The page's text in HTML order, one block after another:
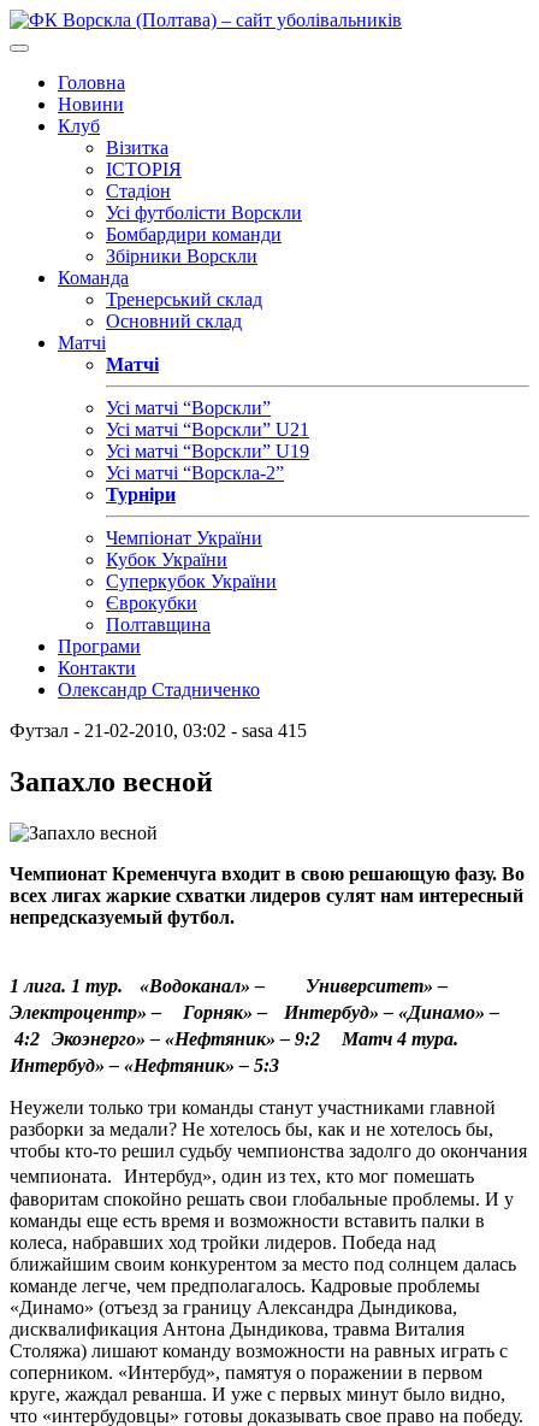
Головна
Новини
Клуб
Візитка
ІСТОРІЯ
Стадіон
Усі футболісти Ворскли
Бомбардири команди
Збірники Ворскли
Команда
Тренерський склад
Основний склад
Матчі
Матчі
Усі матчі “Ворскли”
Усі матчі “Ворскли” U21
Усі матчі “Ворскли” U19
Усі матчі “Ворскла-2”
Турніри
Чемпіонат України
Кубок України
Суперкубок України
Єврокубки
Полтавщина
Програми
Контакти
Олександр Стадниченко
Футзал - 21-02-2010, 03:02 - sasa 415
Запахло весной
Чемпионат Кременчуга входит в свою решающую фазу. Во
всех лигах жаркие схватки лидеров сулят нам интересный
непредсказуемый футбол.
1 лига. 1 тур. «Водоканал» – Университет» –
Электроцентр» – Горняк» – Интербуд» – «Динамо» –
4:2 Экоэнерго» – «Нефтяник» – 9:2 Матч 4 тура.
Интербуд» – «Нефтяник» – 5:3
Неужели только три команды станут участниками главной
разборки за медали? Не хотелось бы, как и не хотелось бы,
чтобы кто-то решил судьбу чемпионства задолго до окончания
чемпионата. Интербуд», один из тех, кто мог помешать
фаворитам спокойно решать свои глобальные проблемы. И у
команды еще есть время и возможности вставить палки в
колеса, набравших ход тройки лидеров. Победа над
ближайшим своим конкурентом за место под солнцем далась
команде легче, чем предполагалось. Кадровые проблемы
«Динамо» (отъезд за границу Александра Дындикова,
дисквалификация Антона Дындикова, травма Виталия
Столяжа) лишают команду возможности на равных играть с
соперником. «Интербуд», памятуя о поражении в первом
круге, жаждал реванша. И уже с первых минут было видно,
что «интербудовцы» готовы доказывать свое право на победу.